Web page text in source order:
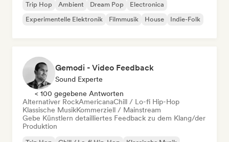
Trip Hop Ambient Dream Pop
Electronica
Experimentelle Elektronik
Filmmusik House Indie-Folk
Gemodi - Video Feedback
Sound Experte
< 100 gegebene Antworten
Alternativer RockAmericanaChill / Lo-fi Hip-Hop
Klassische MusikKommerziell / Mainstream
Gebe Künstlern detailliertes Feedback zu dem Klang/der
Produktion